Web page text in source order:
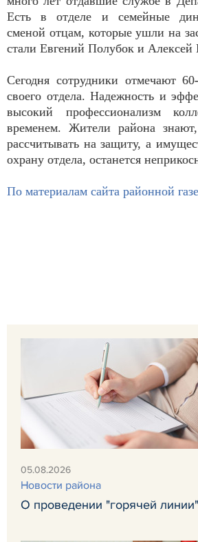
Есть в отделе и семейные
сменой отцам, которые ушли на
стали Евгений Полубок и Алексей
Сегодня сотрудники отмечают
своего отдела. Надежность и
высокий профессионализм
временем. Жители района
рассчитывать на защиту, а
охрану отдела, останется
По материалам сайта районной
05.08.2026
Новости района
О проведении "горячей линии"